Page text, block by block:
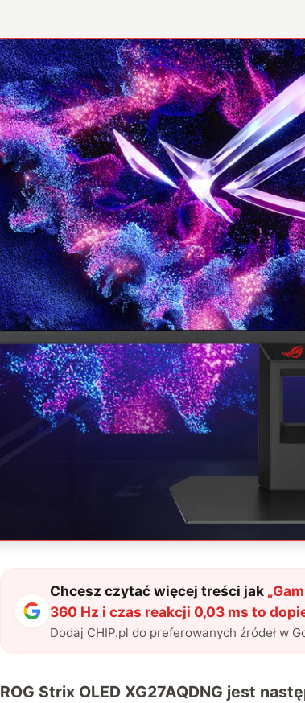
Chcesz czytać więcej treści jak „
360 Hz i czas reakcji 0,03 ms to
Dodaj CHIP.pl do preferowanych źródeł w
ROG Strix OLED XG27AQDNG jest